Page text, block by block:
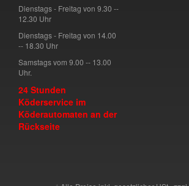
Dienstags - Freitag von 9.30 --
12.30 Uhr
Dienstags - Freitag von 14.00
-- 18.30 Uhr
Samstags vom 9.00 -- 13.00
Uhr.
24 Stunden
Köderservice im
Köderautomaten an der
Rückseite